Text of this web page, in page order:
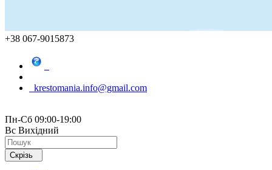
+38 067-9015873
krestomania.info@gmail.com
Пн-Сб 09:00-19:00
Вс Вихідний
Скрізь